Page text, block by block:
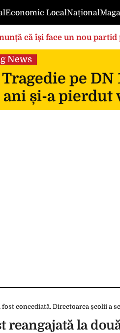
Economic LocalNațional
că își face un nou
News
Tragedie pe
ani și-a
reangajată la